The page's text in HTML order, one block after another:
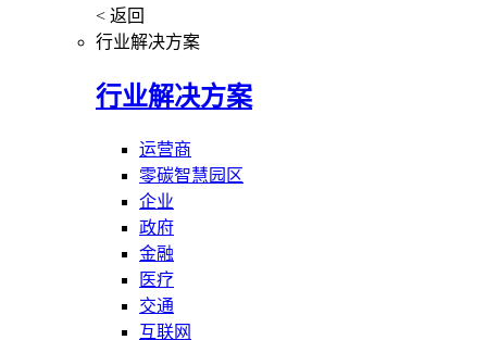
< 返回
行业解决方案
行业解决方案
运营商
零碳智慧园区
企业
政府
金融
医疗
交通
互联网